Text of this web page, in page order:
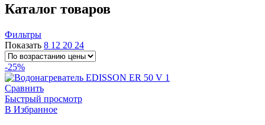
Каталог товаров
Фильтры
Показать 8 12 20 24
-25%
Сравнить
Быстрый просмотр
В Избранное